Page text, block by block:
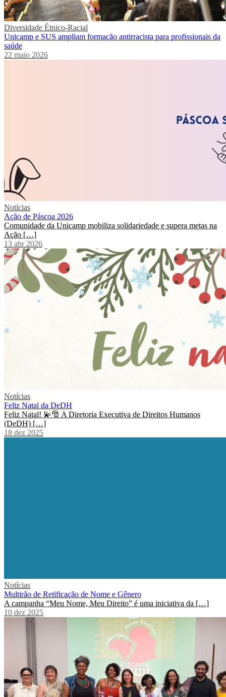
Diversidade Étnico-Racial
Unicamp e SUS ampliam formação antirracista para profissionais da
saúde
22 maio 2026
Notícias
Ação de Páscoa 2026
Comunidade da Unicamp mobiliza solidariedade e supera metas na
Ação […]
13 abr 2026
Notícias
Feliz Natal da DeDH
Feliz Natal! 💫🎅 A Diretoria Executiva de Direitos Humanos
(DeDH) […]
18 dez 2025
Notícias
Multirão de Retificação de Nome e Gênero
A campanha “Meu Nome, Meu Direito” é uma iniciativa da […]
10 dez 2025